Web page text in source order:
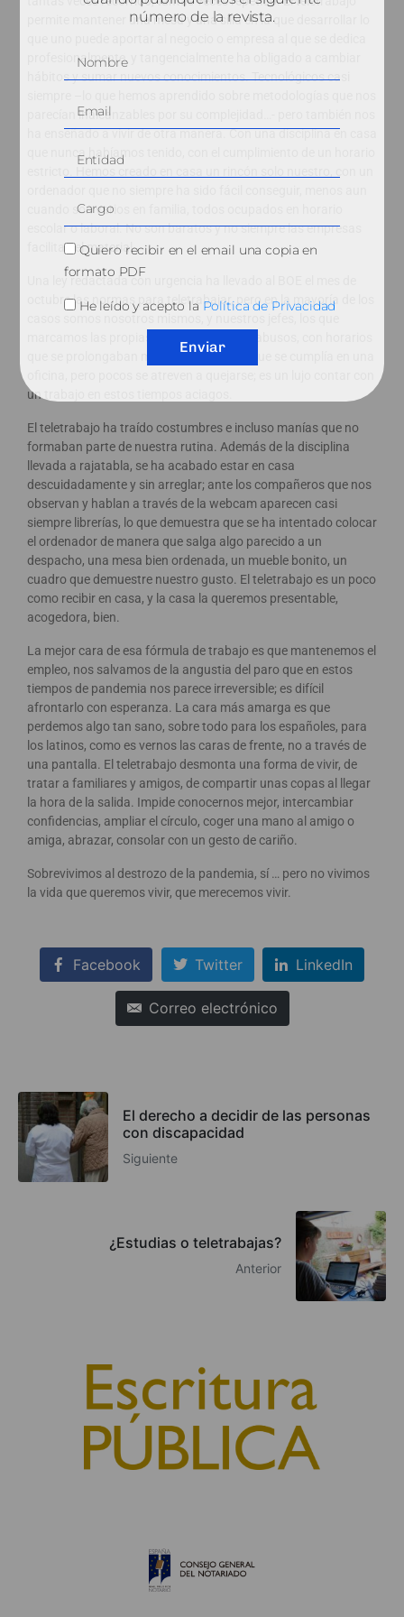
permite mantener una mesa y una silla en la que desarrollar lo
profesionalmente, y tangencialmente ha obligado a cambiar
hábitos y sumar nuevos conocimientos. Tecnológicos casi
parecían inalcanzables por su complejidad…- pero también nos
ha enseñado a vivir de otra manera. Con una disciplina en casa
que nunca habíamos tenido, con el cumplimiento de un horario
cuando son varios en familia, todos ocupados en horario
escolar o laboral. No son baratos y no siempre las empresas
facilitan el material.
Una ley redactada con urgencia ha llevado al BOE el mes de
octubre las normas para teletrabajar, pero en la mayoría de los
casos somos nosotros mismos, y nuestros jefes, los que
que se prolongaban mucho más allá del que se cumplía en una
un trabajo en estos tiempos aciagos.
El teletrabajo ha traído costumbres e incluso manías que no
formaban parte de nuestra rutina. Además de la disciplina
llevada a rajatabla, se ha acabado estar en casa
descuidadamente y sin arreglar; ante los compañeros que nos
observan y hablan a través de la webcam aparecen casi
siempre librerías, lo que demuestra que se ha intentado colocar
el ordenador de manera que salga algo parecido a un
despacho, una mesa bien ordenada, un mueble bonito, un
cuadro que demuestre nuestro gusto. El teletrabajo es un poco
como recibir en casa, y la casa la queremos presentable,
acogedora, bien.
La mejor cara de esa fórmula de trabajo es que mantenemos el
empleo, nos salvamos de la angustia del paro que en estos
tiempos de pandemia nos parece irreversible; es difícil
afrontarlo con esperanza. La cara más amarga es que
perdemos algo tan sano, sobre todo para los españoles, para
los latinos, como es vernos las caras de frente, no a través de
una pantalla. El teletrabajo desmonta una forma de vivir, de
tratar a familiares y amigos, de compartir unas copas al llegar
la hora de la salida. Impide conocernos mejor, intercambiar
confidencias, ampliar el círculo, coger una mano al amigo o
amiga, abrazar, consolar con un gesto de cariño.
Sobrevivimos al destrozo de la pandemia, sí … pero no vivimos
la vida que queremos vivir, que merecemos vivir.
Facebook Twitter LinkedIn
Correo electrónico
El derecho a decidir de las personas
con discapacidad
Siguiente
¿Estudias o teletrabajas?
Anterior
número de la revista.
Quiero recibir en el email una copia en
formato PDF
He leído y acepto la Política de Privacidad
Enviar